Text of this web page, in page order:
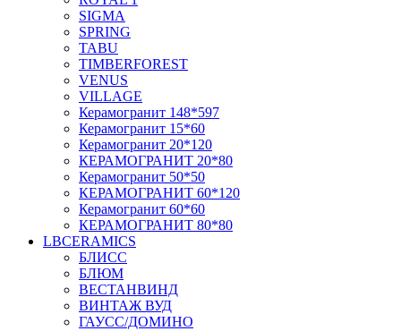
SIGMA
SPRING
TABU
TIMBERFOREST
VENUS
VILLAGE
Керамогранит 148*597
Керамогранит 15*60
Керамогранит 20*120
КЕРАМОГРАНИТ 20*80
Керамогранит 50*50
КЕРАМОГРАНИТ 60*120
Керамогранит 60*60
КЕРАМОГРАНИТ 80*80
LBCERAMICS
БЛИСС
БЛЮМ
ВЕСТАНВИНД
ВИНТАЖ ВУД
ГАУСС/ДОМИНО